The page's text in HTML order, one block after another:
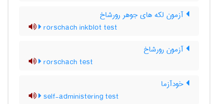
آزمون لکه های جوهر رورشاخ
rorschach inkblot test
آزمون رورشاخ
rorschach test
خودآزما
self-administering test